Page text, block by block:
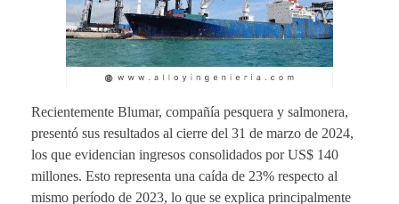
Recientemente Blumar, compañía pesquera y salmonera,
presentó sus resultados al cierre del 31 de marzo de 2024,
los que evidencian ingresos consolidados por US$ 140
millones. Esto representa una caída de 23% respecto al
mismo período de 2023, lo que se explica principalmente